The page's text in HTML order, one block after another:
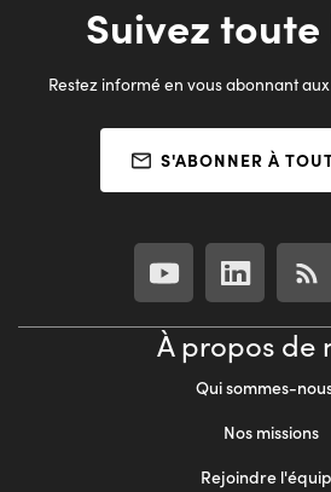
Suivez
Restez informé en vous abonnant
S'ABONNER À
À propos de
Qui sommes-
Nos missions
Rejoindre